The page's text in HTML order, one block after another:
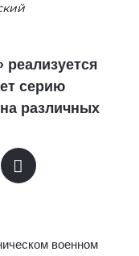
серию
различных
военном